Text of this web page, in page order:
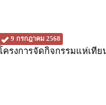
9 กรกฎาคม 2568
ครงการจัดกิจกรรมแห่เทีย